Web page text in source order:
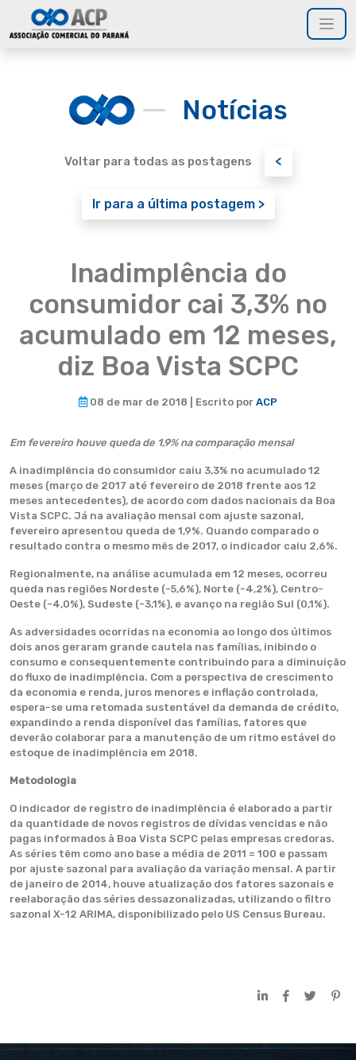
Notícias
Voltar para todas as postagens <
Ir para a última postagem >
Inadimplência do
consumidor cai 3,3% no
acumulado em 12 meses,
diz Boa Vista SCPC
08 de mar de 2018 | Escrito por ACP
Em fevereiro houve queda de 1,9% na comparação mensal
A inadimplência do consumidor caiu 3,3% no acumulado 12
meses (março de 2017 até fevereiro de 2018 frente aos 12
meses antecedentes), de acordo com dados nacionais da Boa
Vista SCPC. Já na avaliação mensal com ajuste sazonal,
fevereiro apresentou queda de 1,9%. Quando comparado o
resultado contra o mesmo mês de 2017, o indicador caiu 2,6%.
Regionalmente, na análise acumulada em 12 meses, ocorreu
queda nas regiões Nordeste (-5,6%), Norte (-4,2%), Centro-
Oeste (-4,0%), Sudeste (-3,1%), e avanço na região Sul (0,1%).
As adversidades ocorridas na economia ao longo dos últimos
dois anos geraram grande cautela nas famílias, inibindo o
consumo e consequentemente contribuindo para a diminuição
do fluxo de inadimplência. Com a perspectiva de crescimento
da economia e renda, juros menores e inflação controlada,
espera-se uma retomada sustentável da demanda de crédito,
expandindo a renda disponível das famílias, fatores que
deverão colaborar para a manutenção de um ritmo estável do
estoque de inadimplência em 2018.
Metodologia
O indicador de registro de inadimplência é elaborado a partir
da quantidade de novos registros de dívidas vencidas e não
pagas informados à Boa Vista SCPC pelas empresas credoras.
As séries têm como ano base a média de 2011 = 100 e passam
por ajuste sazonal para avaliação da variação mensal. A partir
de janeiro de 2014, houve atualização dos fatores sazonais e
reelaboração das séries dessazonalizadas, utilizando o filtro
sazonal X-12 ARIMA, disponibilizado pelo US Census Bureau.